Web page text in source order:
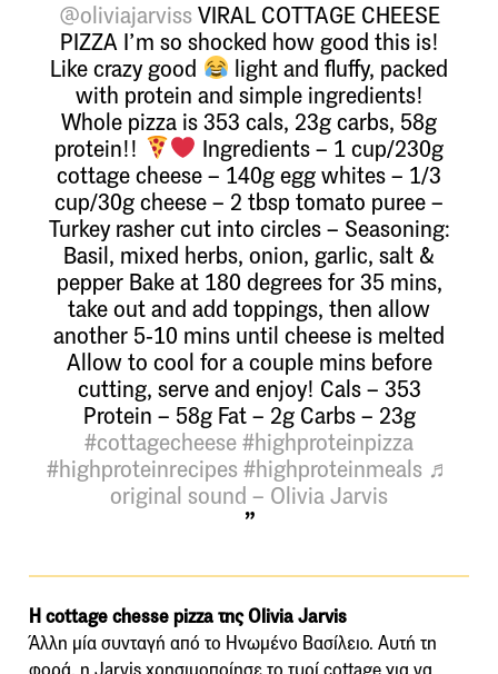
@oliviajarvissVIRAL COTTAGE CHEESE
PIZZA I’m so shocked how good this is!
Like crazy good
light and fluffy, packed
with protein and simple ingredients!
Whole pizza is 353 cals, 23g carbs, 58g
protein!!
Ingredients – 1 cup/230g
cottage cheese – 140g egg whites – 1/3
cup/30g cheese – 2 tbsp tomato puree –
Turkey rasher cut into circles – Seasoning:
Basil, mixed herbs, onion, garlic, salt &
pepper Bake at 180 degrees for 35 mins,
take out and add toppings, then allow
another 5-10 mins until cheese is melted
Allow to cool for a couple mins before
cutting, serve and enjoy! Cals – 353
Protein – 58g Fat – 2g Carbs – 23g
#cottagecheese#highproteinpizza
#highproteinrecipes#highproteinmeals ♬
original sound – Olivia Jarvis
Η cottage chesse pizza της Olivia Jarvis
Άλλη μία συνταγή από το Ηνωμένο Βασίλειο. Αυτή τη